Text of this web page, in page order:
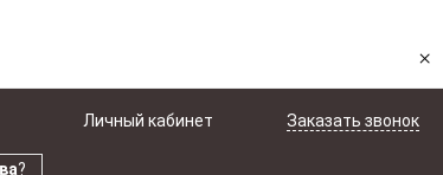
×
?
Личный кабинет Заказать звонок